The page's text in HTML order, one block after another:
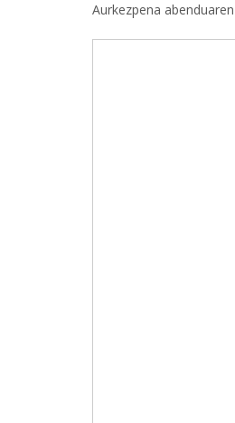
Aurkezpena